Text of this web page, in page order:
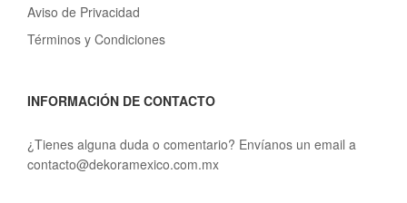
Aviso de Privacidad
Términos y Condiciones
INFORMACIÓN DE CONTACTO
¿Tienes alguna duda o comentario? Envíanos un email a
contacto@dekoramexico.com.mx